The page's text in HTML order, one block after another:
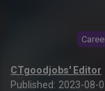
CTgoodjobs' Editor
Published: 2023-08-